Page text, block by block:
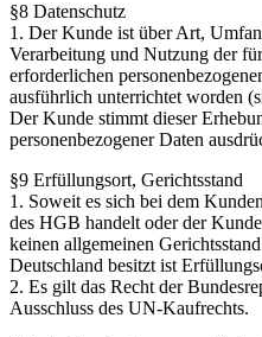
§8 Datenschutz
1. Der Kunde ist über Art,
Verarbeitung und Nutzung der
erforderlichen
ausführlich unterrichtet worden
Der Kunde stimmt dieser
personenbezogener Daten
§9 Erfüllungsort, Gerichtsstand
1. Soweit es sich bei dem
des HGB handelt oder der
keinen allgemeinen
Deutschland besitzt ist
2. Es gilt das Recht der
Ausschluss des UN-Kaufrechts.